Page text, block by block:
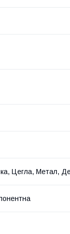
Цегла, Метал,